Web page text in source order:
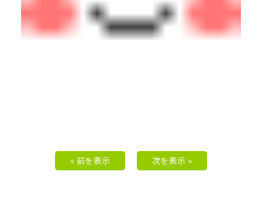
« 前を表示 次を表示 »